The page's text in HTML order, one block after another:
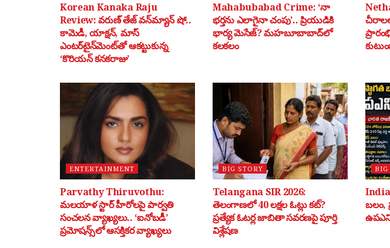
Korean Kanaka Raju
Review: వరుణ్ తేజ్ వన్‌మ్యాన్ షో..
కామెడీ, యాక్షన్, మాస్
ఎంటర్‌టైన్‌మెంట్‌తో ఆకట్టుకున్న
‘కొరియన్ కనకరాజు’
Mahabubabad Crime: ‘నా
భర్తను ఎలాగైనా చంపు’.. ప్రియుడికి
భార్య మెసేజ్? మహబూబాబాద్‌లో
కలకలం
ENTERTAINMENT
Parvathy Thiruvothu:
మలయాళ స్టార్ హీరోలపై పార్వతి
సంచలన వ్యాఖ్యలు.. ‘ఐనోబడీ’
ప్రమోషన్స్‌లో ఆసక్తికర వ్యాఖ్యలు
BIG STORY
Telangana SIR 2026:
తెలంగాణలో 40 లక్షల ఓట్లు కట్?
ప్రత్యేక ఓటర్ల జాబితా సవరణపై పూర్తి
విశ్లేషణ
BIG